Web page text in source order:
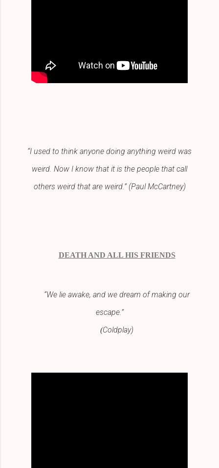
“I used to think anyone doing anything weird was
weird. Now I know that it is the people that call
others weird that are weird.” (Paul McCartney)
DEATH AND ALL HIS FRIENDS
“We lie awake, and we dream of making our
escape.”
(Coldplay)